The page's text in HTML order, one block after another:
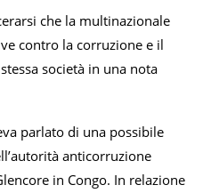
che la multinazionale
contro la corruzione e il
società in una nota
parlato di una possibile
anticorruzione
in Congo. In relazione